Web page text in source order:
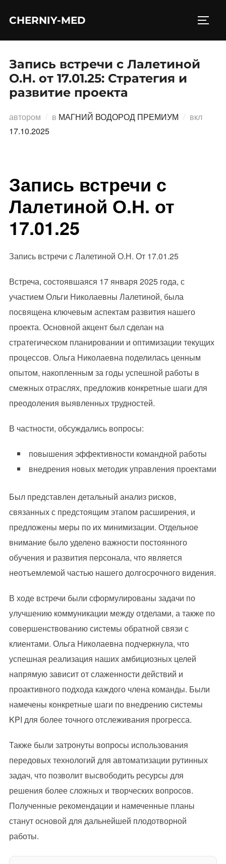
CHERNIY-MED
Запись встречи с Лалетиной
О.Н. от 17.01.25: Стратегия и
развитие проекта
автором в МАГНИЙ ВОДОРОД ПРЕМИУМ вкл
17.10.2025
Запись встречи с
Лалетиной О.Н. от
17.01.25
Запись встречи с Лалетиной О.Н. От 17.01.25
Встреча, состоявшаяся 17 января 2025 года, с
участием Ольги Николаевны Лалетиной, была
посвящена ключевым аспектам развития нашего
проекта. Основной акцент был сделан на
стратегическом планировании и оптимизации текущих
процессов. Ольга Николаевна поделилась ценным
опытом, накопленным за годы успешной работы в
смежных отраслях, предложив конкретные шаги для
преодоления выявленных трудностей.
В частности, обсуждались вопросы:
повышения эффективности командной работы
внедрения новых методик управления проектами
Был представлен детальный анализ рисков,
связанных с предстоящим этапом расширения, и
предложены меры по их минимизации. Отдельное
внимание было уделено важности постоянного
обучения и развития персонала, что является
неотъемлемой частью нашего долгосрочного видения.
В ходе встречи были сформулированы задачи по
улучшению коммуникации между отделами, а также по
совершенствованию системы обратной связи с
клиентами. Ольга Николаевна подчеркнула, что
успешная реализация наших амбициозных целей
напрямую зависит от слаженности действий и
проактивного подхода каждого члена команды. Были
намечены конкретные шаги по внедрению системы
KPI для более точного отслеживания прогресса.
Также были затронуты вопросы использования
передовых технологий для автоматизации рутинных
задач, что позволит высвободить ресурсы для
решения более сложных и творческих вопросов.
Полученные рекомендации и намеченные планы
станут основой для дальнейшей плодотворной
работы.